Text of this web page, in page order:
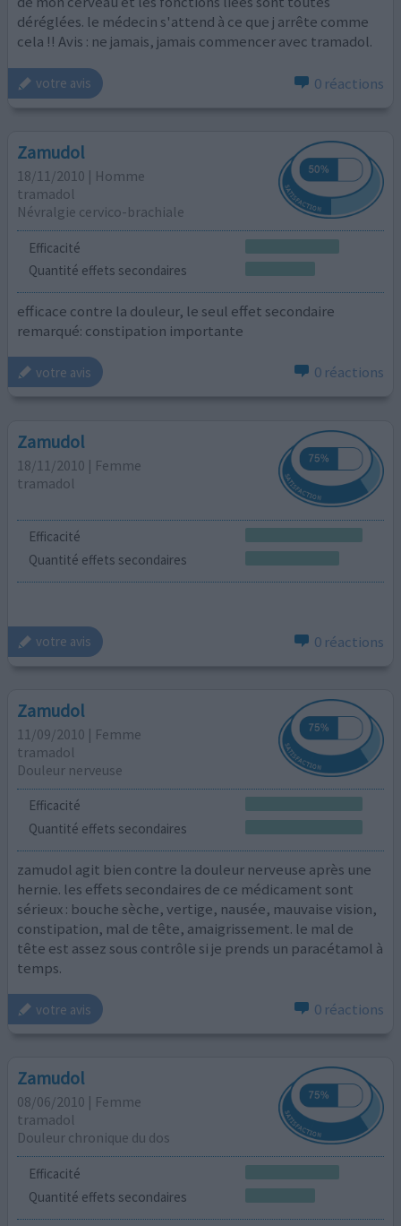
déréglées. le médecin s'attend à ce que j arrête comme
cela !! Avis : ne jamais, jamais commencer avec tramadol.
votre avis 0 réactions
Zamudol
18/11/2010 | Homme
tramadol
Névralgie cervico-brachiale
Efficacité
Quantité effets secondaires
efficace contre la douleur, le seul effet secondaire
remarqué: constipation importante
votre avis 0 réactions
Zamudol
18/11/2010 | Femme
tramadol
Efficacité
Quantité effets secondaires
votre avis 0 réactions
Zamudol
11/09/2010 | Femme
tramadol
Douleur nerveuse
Efficacité
Quantité effets secondaires
zamudol agit bien contre la douleur nerveuse après une
hernie. les effets secondaires de ce médicament sont
sérieux : bouche sèche, vertige, nausée, mauvaise vision,
constipation, mal de tête, amaigrissement. le mal de
tête est assez sous contrôle si je prends un paracétamol à
temps.
votre avis 0 réactions
Zamudol
08/06/2010 | Femme
tramadol
Douleur chronique du dos
Efficacité
Quantité effets secondaires